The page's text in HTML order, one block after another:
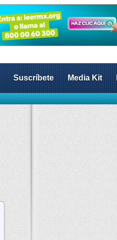
Suscríbete Media Kit